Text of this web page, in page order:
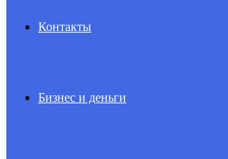
Контакты
Бизнес и деньги